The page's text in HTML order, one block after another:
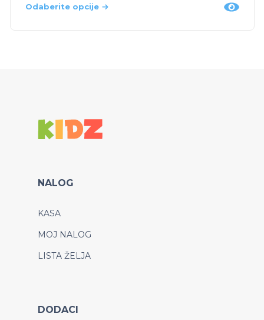
Odaberite opcije
NALOG
KASA
MOJ NALOG
LISTA ŽELJA
DODACI